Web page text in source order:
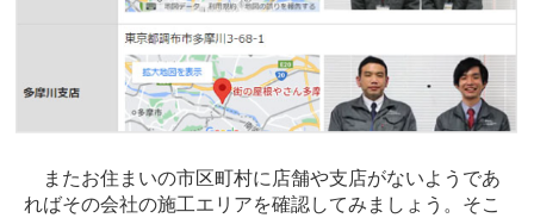
またお住まいの市区町村に店舗や支店がないようであ
ればその会社の施工エリアを確認してみましょう。そこ